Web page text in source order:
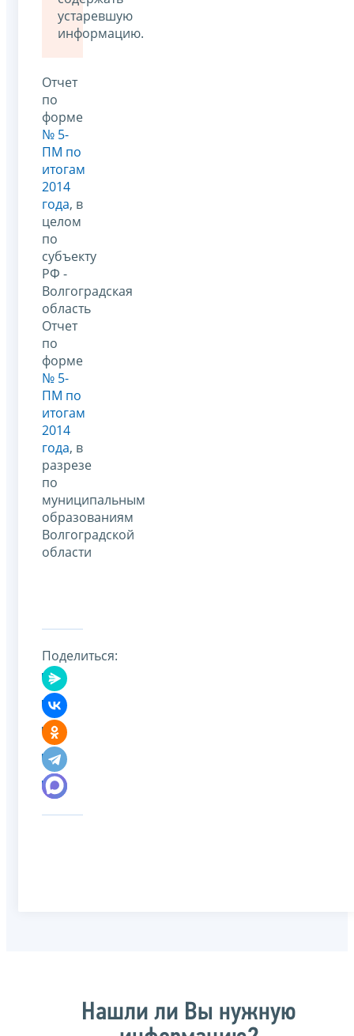
устаревшую
информацию.
Отчет
по
форме
№ 5-
ПМ по
итогам
2014
года, в
целом
по
субъекту
РФ -
Волгоградская
область
Отчет
по
форме
№ 5-
ПМ по
итогам
2014
года, в
разрезе
по
муниципальным
образованиям
Волгоградской
области
Поделиться:
Нашли ли Вы нужную